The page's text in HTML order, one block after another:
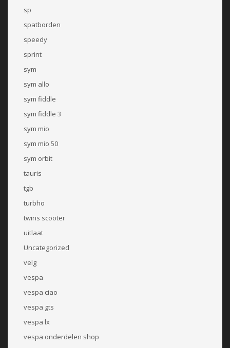
sp
spatborden
speedy
sprint
sym
sym allo
sym fiddle
sym fiddle 3
sym mio
sym mio 50
sym orbit
tauris
tgb
turbho
twins scooter
uitlaat
Uncategorized
velg
vespa
vespa ciao
vespa gts
vespa lx
vespa onderdelen shop